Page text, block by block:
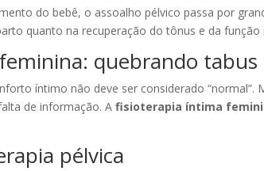
do bebê, o assoalho pélvico passa por
quanto na recuperação do tônus e da
quebrando tabus
íntimo não deve ser considerado “normal”.
de informação. Afisioterapia íntima
pélvica